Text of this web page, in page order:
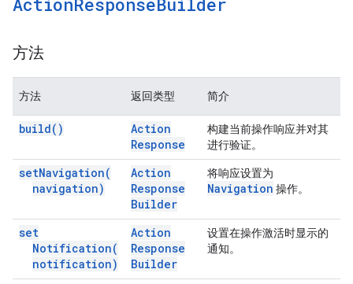
方法
方法 返回类型 简介
build( )
Action
Response
构建当前操作响应并对其
进行验证。
setNavigation(
navigation)
Action
Response
Builder
将响应设置为
Navigation 操作。
set
Notification(
notification)
Action
Response
Builder
设置在操作激活时显示的
通知。